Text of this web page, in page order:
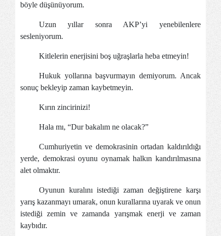
böyle düşünüyorum.
Uzun yıllar sonra AKP’yi yenebilenlere
sesleniyorum.
Kitlelerin enerjisini boş uğraşlarla heba etmeyin!
Hukuk yollarına başvurmayın demiyorum. Ancak
sonuç bekleyip zaman kaybetmeyin.
Kırın zincirinizi!
Hala mı, “Dur bakalım ne olacak?”
Cumhuriyetin ve demokrasinin ortadan kaldırıldığı
yerde, demokrasi oyunu oynamak halkın kandırılmasına
alet olmaktır.
Oyunun kuralını istediği zaman değiştirene karşı
yarış kazanmayı umarak, onun kurallarına uyarak ve onun
istediği zemin ve zamanda yarışmak enerji ve zaman
kaybıdır.